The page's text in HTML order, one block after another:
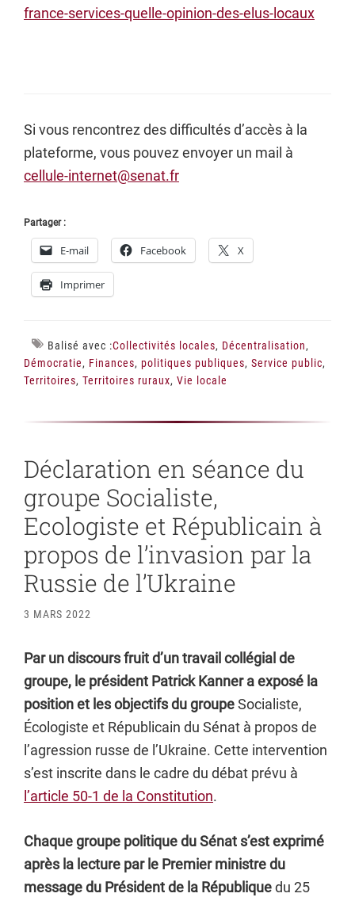
france-services-quelle-opinion-des-elus-locaux
Si vous rencontrez des difficultés d’accès à la
plateforme, vous pouvez envoyer un mail à
cellule-internet@senat.fr
Partager :
E-mail Facebook X
Imprimer
Balisé avec :Collectivités locales, Décentralisation,
Démocratie, Finances, politiques publiques, Service public,
Territoires, Territoires ruraux, Vie locale
Déclaration en séance du
groupe Socialiste,
Ecologiste et Républicain à
propos de l’invasion par la
Russie de l’Ukraine
3 MARS 2022
Par un discours fruit d’un travail collégial de
groupe, le président Patrick Kanner a exposé la
position et les objectifsdu groupeSocialiste,
Écologiste et Républicain du Sénat à propos de
l’agression russe de l’Ukraine. Cette intervention
s’est inscrite dans le cadre du débat prévu à
l’article 50-1 de la Constitution.
Chaque groupe politique du Sénat s’est exprimé
après la lecture par le Premier ministre du
message du Président de la Républiquedu 25